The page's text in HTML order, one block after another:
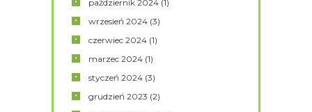
październik2024 (1)
wrzesień2024 (3)
czerwiec2024 (1)
marzec2024 (1)
styczeń2024 (3)
grudzień2023 (2)